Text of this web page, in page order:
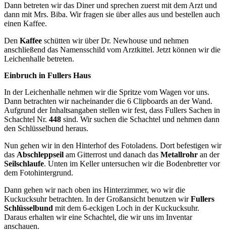
Dann betreten wir das Diner und sprechen zuerst mit dem Arzt und
dann mit Mrs. Biba. Wir fragen sie über alles aus und bestellen auch
einen Kaffee.
Den Kaffee schütten wir über Dr. Newhouse und nehmen
anschließend das Namensschild vom Arztkittel. Jetzt können wir die
Leichenhalle betreten.
Einbruch in Fullers Haus
In der Leichenhalle nehmen wir die Spritze vom Wagen vor uns.
Dann betrachten wir nacheinander die 6 Clipboards an der Wand.
Aufgrund der Inhaltsangaben stellen wir fest, dass Fullers Sachen in
Schachtel Nr. 448 sind. Wir suchen die Schachtel und nehmen dann
den Schlüsselbund heraus.
Nun gehen wir in den Hinterhof des Fotoladens. Dort befestigen wir
das Abschleppseil am Gitterrost und danach das Metallrohr an der
Seilschlaufe. Unten im Keller untersuchen wir die Bodenbretter vor
dem Fotohintergrund.
Dann gehen wir nach oben ins Hinterzimmer, wo wir die
Kuckucksuhr betrachten. In der Großansicht benutzen wirFullers
Schlüsselbund mit dem 6-eckigen Loch in der Kuckucksuhr.
Daraus erhalten wir eine Schachtel, die wir uns im Inventar
anschauen.